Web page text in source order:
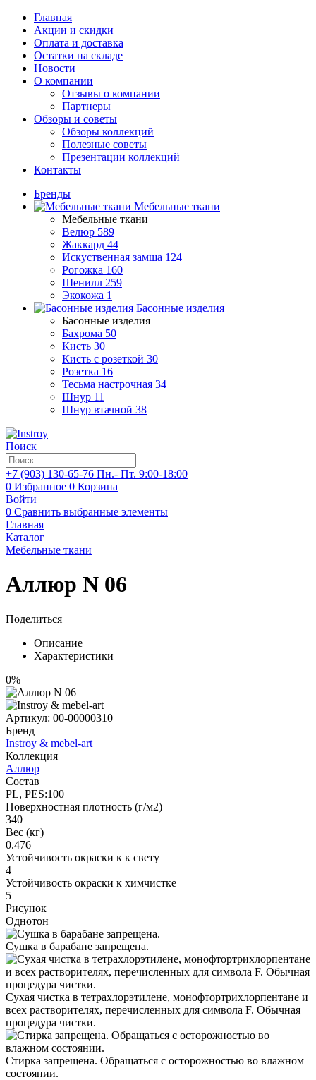
Главная
Акции и скидки
Оплата и доставка
Остатки на складе
Новости
О компании
Отзывы о компании
Партнеры
Обзоры и советы
Обзоры коллекций
Полезные советы
Презентации коллекций
Контакты
Бренды
Мебельные ткани
Мебельные ткани
Велюр 589
Жаккард 44
Искуственная замша 124
Рогожка 160
Шенилл 259
Экокожа 1
Басонные изделия
Басонные изделия
Бахрома 50
Кисть 30
Кисть с розеткой 30
Розетка 16
Тесьма настрочная 34
Шнур 11
Шнур втачной 38
Поиск
+7 (903) 130-65-76 Пн.- Пт. 9:00-18:00
0 Избранное 0 Корзина
Войти
0 Сравнить выбранные элементы
Главная
Каталог
Мебельные ткани
Аллюр N 06
Поделиться
Описание
Характеристики
0%
Артикул: 00-00000310
Бренд
Instroy & mebel-art
Коллекция
Аллюр
Состав
PL, PES:100
Поверхностная плотность (г/м2)
340
Вес (кг)
0.476
Устойчивость окраски к к свету
4
Устойчивость окраски к химчистке
5
Рисунок
Однотон
Сушка в барабане запрещена.
Сухая чистка в тетрахлорэтилене, монофтортрихлорпентане и
всех растворителях, перечисленных для символа F. Обычная
процедура чистки.
Стирка запрещена. Обращаться с осторожностью во влажном
состоянии.